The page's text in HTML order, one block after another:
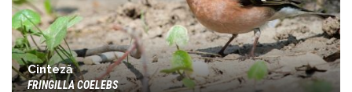
Cinteză
FRINGILLA COELEBS